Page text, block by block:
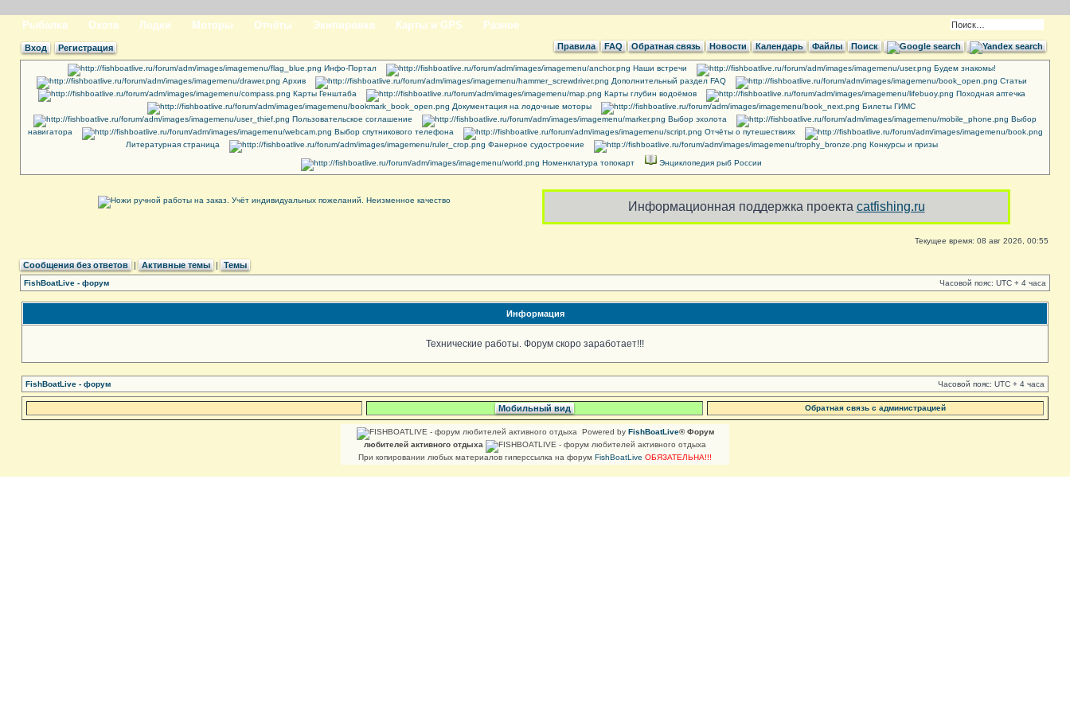
Рыбалка Охота Лодки Моторы Отчёты Экипировка Карты и GPS Разное
Вход Регистрация Правила FAQ Обратная связь Новости Календарь Файлы Поиск
Инфо-Портал Наши встречи
Будем знакомы!
Архив
Дополнительный раздел FAQ
Cтатьи
Карты Генштаба
Карты глубин водоёмов
Походная аптечка
Документация на лодочные моторы
Билеты ГИМС
Пользовательское соглашение
Выбор эхолота
Выбор
навигатора
Выбор спутникового телефона
Отчёты о путешествиях
Литературная страница
Фанерное судостроение Конкурсы и призы
Номенклатура топокарт Энциклопедия рыб России
Информационная поддержка проекта catfishing.ru
Текущее время: 08 авг 2026, 00:55
Сообщения без ответов | Активные темы | Темы
FishBoatLive - форум Часовой пояс: UTC + 4 часа
Информация
Технические работы. Форум скоро заработает!!!
FishBoatLive - форум Часовой пояс: UTC + 4 часа
Мобильный вид Обратная связь с администрацией
Powered by FishBoatLive® Форум
любителей активного отдыха
При копировании любых материалов гиперссылка на форум FishBoatLive ОБЯЗАТЕЛЬНА!!!